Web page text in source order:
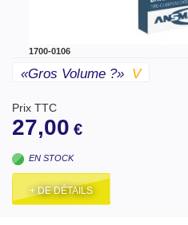
1700-0106
«gros Volume ?» V
Prix TTC
27,00 €
EN STOCK
+ DE DÉTAILS